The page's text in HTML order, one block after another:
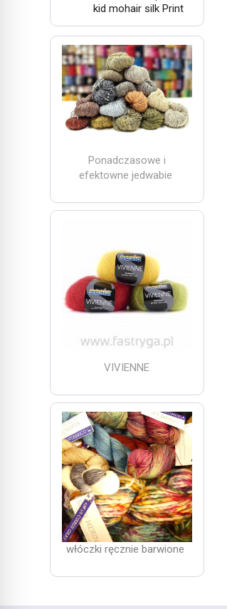
kid mohair silk Print
Ponadczasowe i
efektowne jedwabie
VIVIENNE
włóczki ręcznie barwione